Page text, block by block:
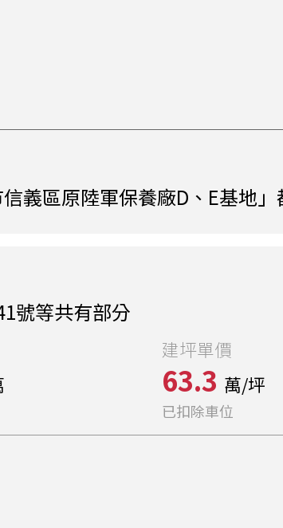
義區原陸軍保養廠D、E基地
號等共有部分
建坪單價
63.3 萬/坪
已扣除車位